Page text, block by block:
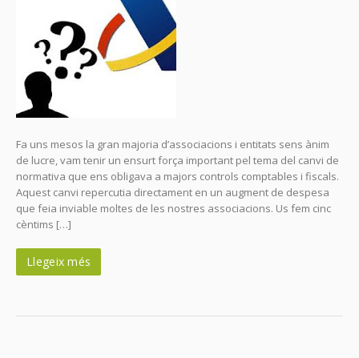
Fa uns mesos la gran majoria d’associacions i entitats sens ànim
de lucre, vam tenir un ensurt força important pel tema del canvi de
normativa que ens obligava a majors controls comptables i fiscals.
Aquest canvi repercutia directament en un augment de despesa
que feia inviable moltes de les nostres associacions. Us fem cinc
cèntims […]
Llegeix més